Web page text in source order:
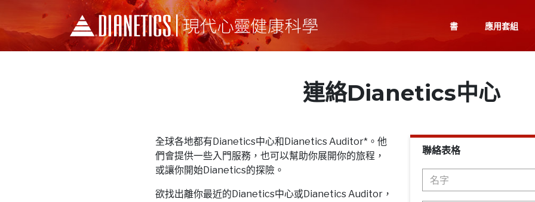
書 應用套組
連絡Dianetics中心
全球各地都有Dianetics中心和Dianetics Auditor*。他
們會提供一些入門服務，也可以幫助你展開你的旅程，
或讓你開始Dianetics的探險。
欲找出離你最近的Dianetics中心或Dianetics Auditor，
聯絡表格